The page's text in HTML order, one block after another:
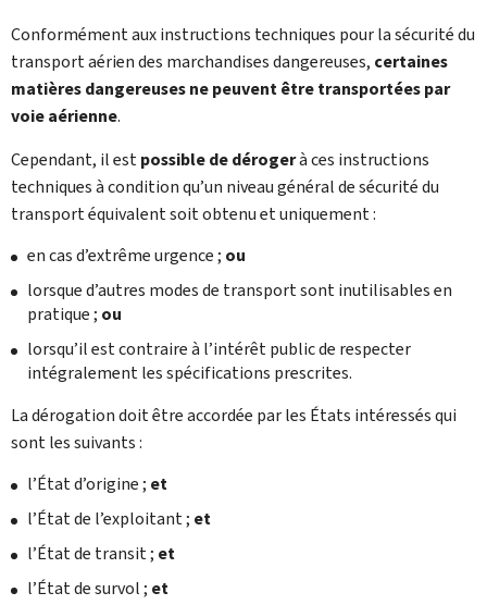
Conformément aux instructions techniques pour la sécurité du
transport aérien des marchandises dangereuses, certaines
matières dangereuses ne peuvent être transportées par
voie aérienne.
Cependant, il estpossible de dérogerà ces instructions
techniques à condition qu’un niveau général de sécurité du
transport équivalent soit obtenu et uniquement :
en cas d’extrême urgence ; ou
lorsque d’autres modes de transport sont inutilisables en
pratique ; ou
lorsqu’il est contraire à l’intérêt public de respecter
intégralement les spécifications prescrites.
La dérogation doit être accordée par les États intéressés qui
sont les suivants :
l’État d’origine ; et
l’État de l’exploitant ; et
l’État de transit ; et
l’État de survol ; et